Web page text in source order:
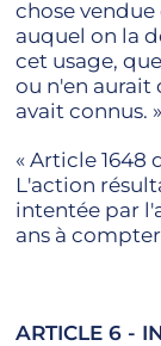
chose
auquel on la
cet usage,
ou n'en aurait
avait connus. »
« Article 1648
L'action
intentée par
ans à
ARTICLE 6 -